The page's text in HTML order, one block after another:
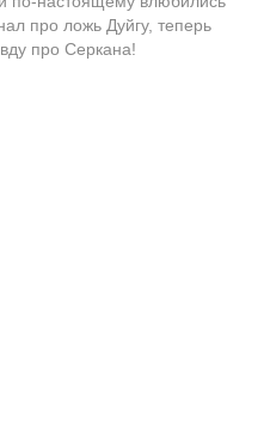
про ложь Дуйгу, теперь
про Серкана!